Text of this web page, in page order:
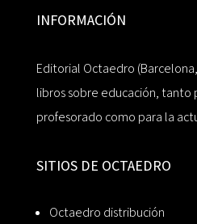
INFORMACIÓN
Editorial Octaedro
libros sobre educación, tanto
profesorado como para la
SITIOS DE OCTAEDRO
Octaedro distribución